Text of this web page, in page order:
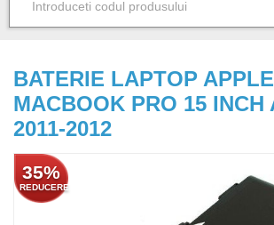
BATERIE LAPTOP APPLE
MACBOOK PRO 15 INCH
2011-2012
35%
REDUCERE